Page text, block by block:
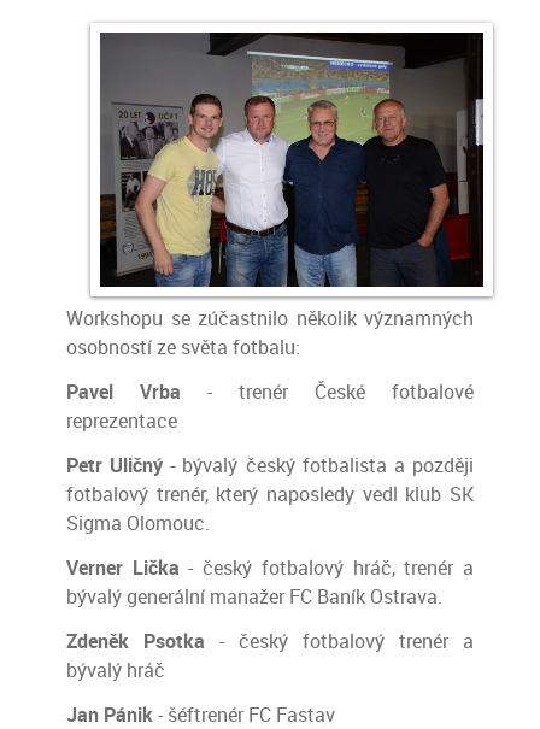
Workshopu se zúčastnilo několik významných
osobností ze světa fotbalu:
Pavel Vrba - trenér České fotbalové
reprezentace
Petr Uličný - bývalý český fotbalista a později
fotbalový trenér, který naposledy vedl klub SK
Sigma Olomouc.
Verner Lička -český fotbalový hráč, trenér a
bývalý generální manažer FC Baník Ostrava.
Zdeněk Psotka - český fotbalový trenér a
bývalý hráč
Jan Pánik- šéftrenér FC Fastav